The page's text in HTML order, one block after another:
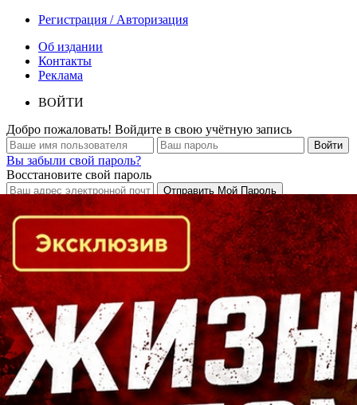
Регистрация / Авторизация
Об издании
Контакты
Реклама
ВОЙТИ
Добро пожаловать! Войдите в свою учётную запись
Вы забыли свой пароль?
Восстановите свой пароль
Кто есть кто в Байкальском регионе